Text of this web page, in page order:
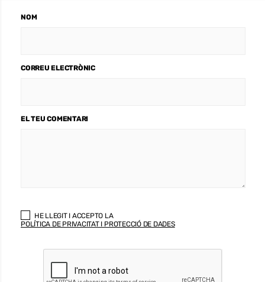
NOM
CORREU ELECTRÒNIC
EL TEU COMENTARI
HE LLEGIT I ACCEPTO LA
POLÍTICA DE PRIVACITAT I PROTECCIÓ DE DADES